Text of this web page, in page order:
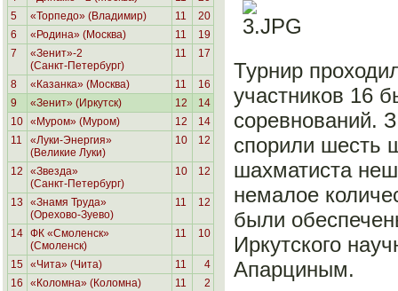
5
«Торпедо» (Владимир) 11
20
6
«Родина» (Москва) 11
19
7
«Зенит»-2
(Санкт-Петербург)
11 17
8 «Казанка» (Москва) 11
16
9
«Зенит» (Иркутск) 12
14
10 «Муром» (Муром) 12
14
11
«Луки-Энергия»
(Великие Луки)
10 12
12
«Звезда»
(Санкт-Петербург)
10 12
13
«Знамя Труда»
(Орехово-Зуево)
11 12
14 ФК «Смоленск»
(Смоленск)
11 10
15 «Чита» (Чита) 11
4
16
«Коломна» (Коломна) 11 2
Турнир
участников 16
соревнований.
спорили шесть
шахматиста
немалое
были
Иркутского
Апарциным.